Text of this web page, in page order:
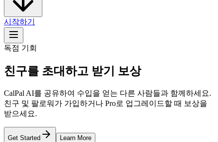
시작하기
독점 기회
친구를 초대하고 받기 보상
CalPal AI를 공유하여 수입을 얻는 다른 사람들과 함께하세요.
친구 및 팔로워가 가입하거나 Pro로 업그레이드할 때 보상을
받으세요.
Get Started Learn More